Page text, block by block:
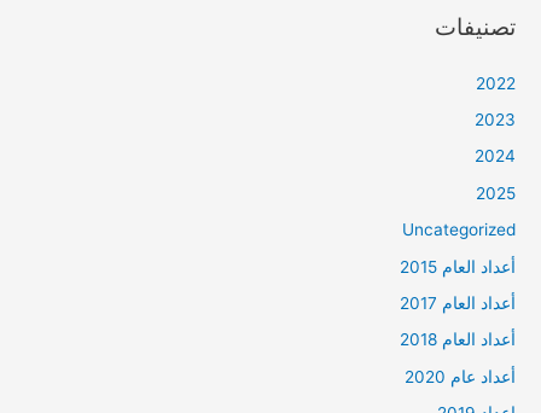
تصنيفات
2022
2023
2024
2025
Uncategorized
أعداد العام 2015
أعداد العام 2017
أعداد العام 2018
أعداد عام 2020